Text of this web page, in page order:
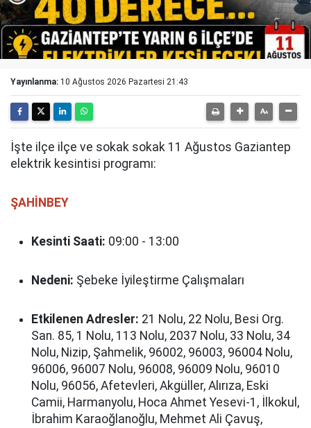
Yayınlanma: 10 Ağustos 2026 Pazartesi 21:43
İşte ilçe ilçe ve sokak sokak 11 Ağustos Gaziantep
elektrik kesintisi programı:
ŞAHİNBEY
Kesinti Saati: 09:00 - 13:00
Nedeni: Şebeke İyileştirme Çalışmaları
Etkilenen Adresler: 21 Nolu, 22 Nolu, Besi Org.
San. 85, 1 Nolu, 113 Nolu, 2037 Nolu, 33 Nolu, 34
Nolu, Nizip, Şahmelik, 96002, 96003, 96004 Nolu,
96006, 96007 Nolu, 96008, 96009 Nolu, 96010
Nolu, 96056, Afetevleri, Akgüller, Alırıza, Eski
Camii, Harmanyolu, Hoca Ahmet Yesevi-1, İlkokul,
İbrahim Karaoğlanoğlu, Mehmet Ali Çavuş,